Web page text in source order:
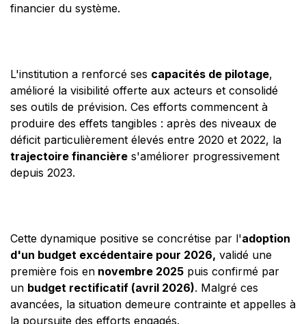
financier du système.
L'institution a renforcé ses capacités de pilotage,
amélioré la visibilité offerte aux acteurs et consolidé
ses outils de prévision. Ces efforts commencent à
produire des effets tangibles : après des niveaux de
déficit particulièrement élevés entre 2020 et 2022, la
trajectoire financière s'améliorer progressivement
depuis 2023.
Cette dynamique positive se concrétise par l'adoption
d'un budget excédentaire pour 2026, validé une
première fois en novembre 2025 puis confirmé par
un budget rectificatif (avril 2026). Malgré ces
avancées, la situation demeure contrainte et appelles à
la poursuite des efforts engagés.